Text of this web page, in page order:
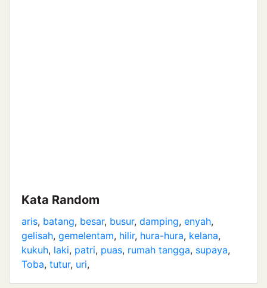
Kata Random
aris, batang, besar, busur, damping, enyah,
gelisah, gemelentam, hilir, hura-hura, kelana,
kukuh, laki, patri, puas, rumah tangga, supaya,
Toba, tutur, uri,